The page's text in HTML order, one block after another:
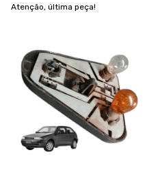
Atenção, última peça!